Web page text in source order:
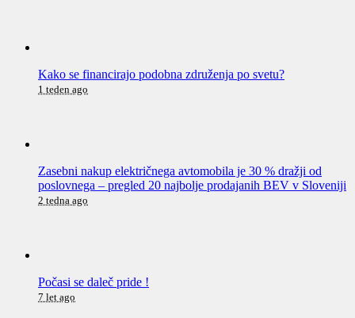
Kako se financirajo podobna združenja po svetu?
1 teden ago
Zasebni nakup električnega avtomobila je 30 % dražji od
poslovnega – pregled 20 najbolje prodajanih BEV v Sloveniji
2 tedna ago
Počasi se daleč pride !
7 let ago